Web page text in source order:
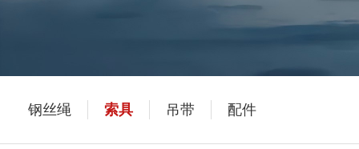
钢丝绳 索具 吊带 配件